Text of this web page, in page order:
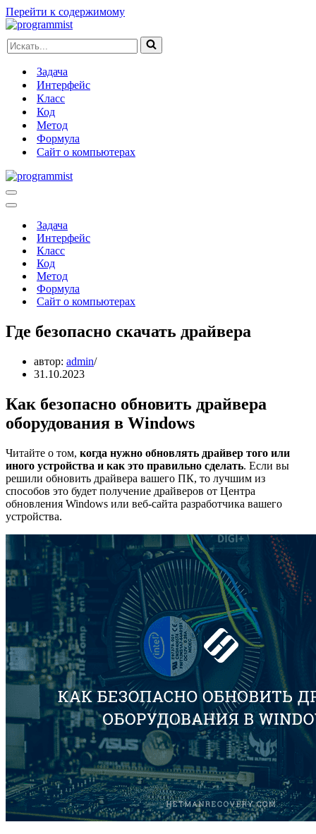
Перейти к содержимому
Искать...
Задача
Интерфейс
Класс
Код
Метод
Формула
Сайт о компьютерах
Меню
навигации
Меню
навигацииЗадача
Интерфейс
Класс
Код
Метод
Формула
Сайт о компьютерах
Где безопасно скачать драйвера
автор: admin
31.10.2023
Как безопасно обновить драйвера
оборудования в Windows
Читайте о том, когда нужно обновлять драйвер того или
иного устройства и как это правильно сделать. Если вы
решили обновить драйвера вашего ПК, то лучшим из
способов это будет получение драйверов от Центра
обновления Windows или веб-сайта разработчика вашего
устройства.